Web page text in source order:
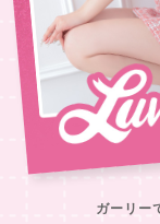
ガーリー